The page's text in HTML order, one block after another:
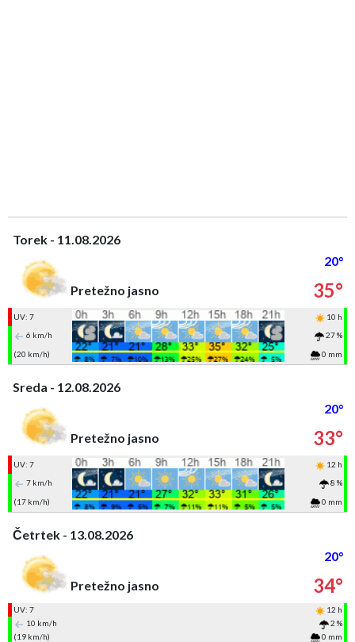
Torek - 11.08.2026
20°
Pretežno jasno
35°
UV: 7
10 h
6 km/h
27 %
(20 km/h)
0 mm
Sreda - 12.08.2026
20°
Pretežno jasno
33°
UV: 7
12 h
7 km/h
8 %
(17 km/h)
0 mm
Četrtek - 13.08.2026
20°
Pretežno jasno
34°
UV: 7
12 h
10 km/h
2 %
(19 km/h)
0 mm